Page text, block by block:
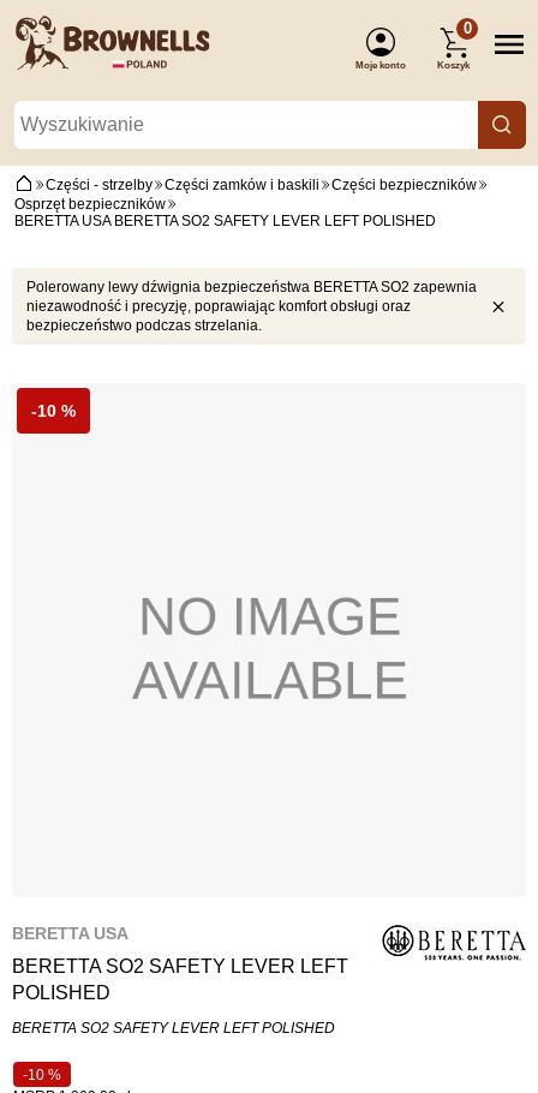
Moje konto
0
Koszyk
Części - strzelby Części zamków i baskili
Części bezpieczników
Osprzęt bezpieczników
BERETTA USA BERETTA SO2 SAFETY LEVER LEFT POLISHED
Polerowany lewy dźwignia bezpieczeństwa BERETTA SO2 zapewnia
niezawodność i precyzję, poprawiając komfort obsługi oraz
bezpieczeństwo podczas strzelania.
-10 %
BERETTA USA
BERETTA SO2 SAFETY LEVER LEFT
POLISHED
BERETTA SO2 SAFETY LEVER LEFT POLISHED
-10 %